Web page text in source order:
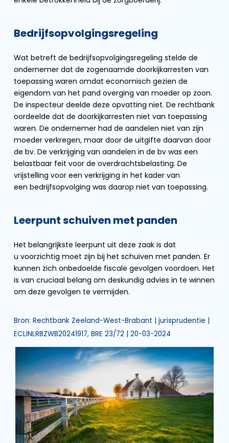
Bedrijfsopvolgingsregeling
Wat betreft de bedrijfsopvolgingsregeling stelde de
ondernemer dat de zogenaamde doorkijkarresten van
toepassing waren omdat economisch gezien de
eigendom van het pand overging van moeder op zoon.
De inspecteur deelde deze opvatting niet. De rechtbank
oordeelde dat de doorkijkarresten niet van toepassing
waren. De ondernemer had de aandelen niet van zijn
moeder verkregen, maar door de uitgifte daarvan door
de bv. De verkrijging van aandelen in de bv was een
belastbaar feit voor de overdrachtsbelasting. De
vrijstelling voor een verkrijging in het kader van
een bedrijfsopvolging was daarop niet van toepassing.
Leerpunt schuiven met panden
Het belangrijkste leerpunt uit deze zaak is dat
u voorzichtig moet zijn bij het schuiven met panden. Er
kunnen zich onbedoelde fiscale gevolgen voordoen. Het
is van cruciaal belang om deskundig advies in te winnen
om deze gevolgen te vermijden.
Bron: Rechtbank Zeeland-West-Brabant | jurisprudentie |
ECLINLRBZWB20241917, BRE 23/72 | 20-03-2024